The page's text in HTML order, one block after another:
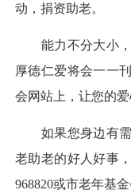
动，捐资助老。
能力不分大小，
厚德仁爱将会一一
会网站上，让您的爱
如果您身边有需
老助老的好人好事
968820或市老年基